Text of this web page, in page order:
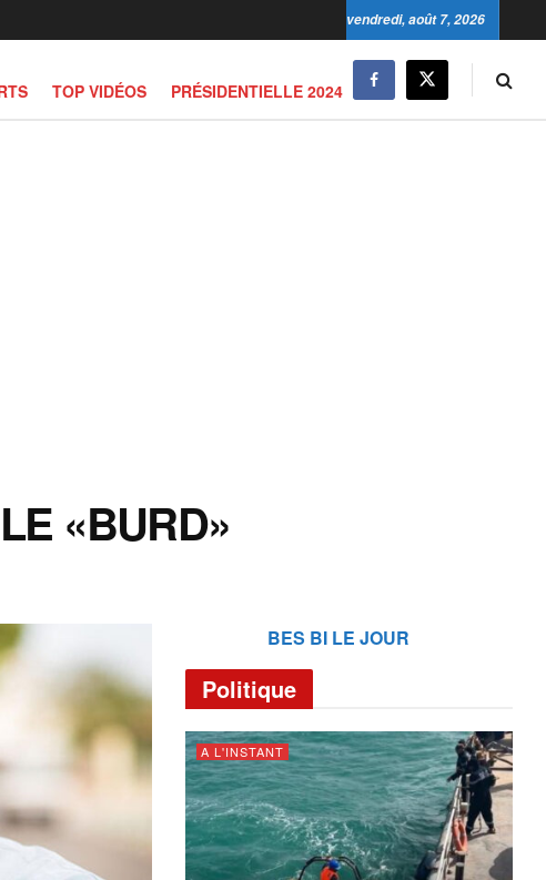
vendredi, août 7, 2026
TOP VIDÉOS PRÉSIDENTIELLE 2024
«BURD»
BES BI LE JOUR
Politique
A L'INSTANT